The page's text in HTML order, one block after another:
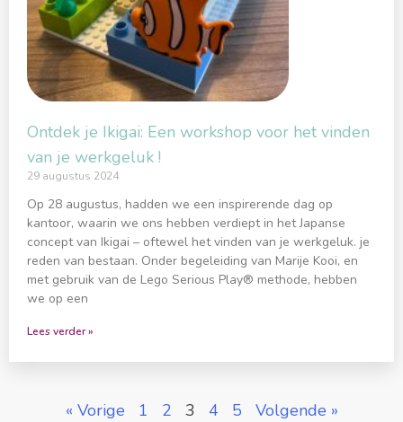
Ontdek je Ikigai: Een workshop voor het vinden
van je werkgeluk !
29 augustus 2024
Op 28 augustus, hadden we een inspirerende dag op
kantoor, waarin we ons hebben verdiept in het Japanse
concept van Ikigai – oftewel het vinden van je werkgeluk. je
reden van bestaan. Onder begeleiding van Marije Kooi, en
met gebruik van de Lego Serious Play® methode, hebben
we op een
Lees verder »
« Vorige 1 2 3 4 5 Volgende »